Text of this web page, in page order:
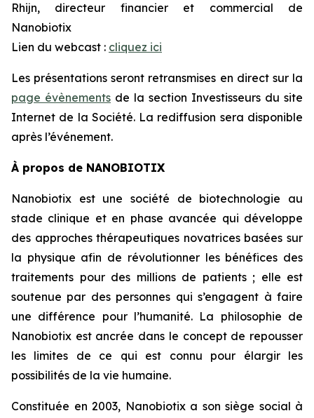
Rhijn, directeur financier et commercial de
Nanobiotix
Lien du webcast : cliquez ici
Les présentations seront retransmises en direct sur la
page évènements de la section Investisseurs du site
Internet de la Société. La rediffusion sera disponible
après l’événement.
À propos de NANOBIOTIX
Nanobiotix est une société de biotechnologie au
stade clinique et en phase avancée qui développe
des approches thérapeutiques novatrices basées sur
la physique afin de révolutionner les bénéfices des
traitements pour des millions de patients ; elle est
soutenue par des personnes qui s’engagent à faire
une différence pour l’humanité. La philosophie de
Nanobiotix est ancrée dans le concept de repousser
les limites de ce qui est connu pour élargir les
possibilités de la vie humaine.
Constituée en 2003, Nanobiotix a son siège social à